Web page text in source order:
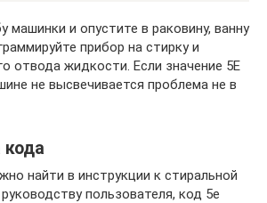
машинки и опустите в раковину, ванну
прибор на стирку и
отвода жидкости. Если значение 5Е
не высвечивается проблема не в
найти в инструкции к стиральной
пользователя, код 5е